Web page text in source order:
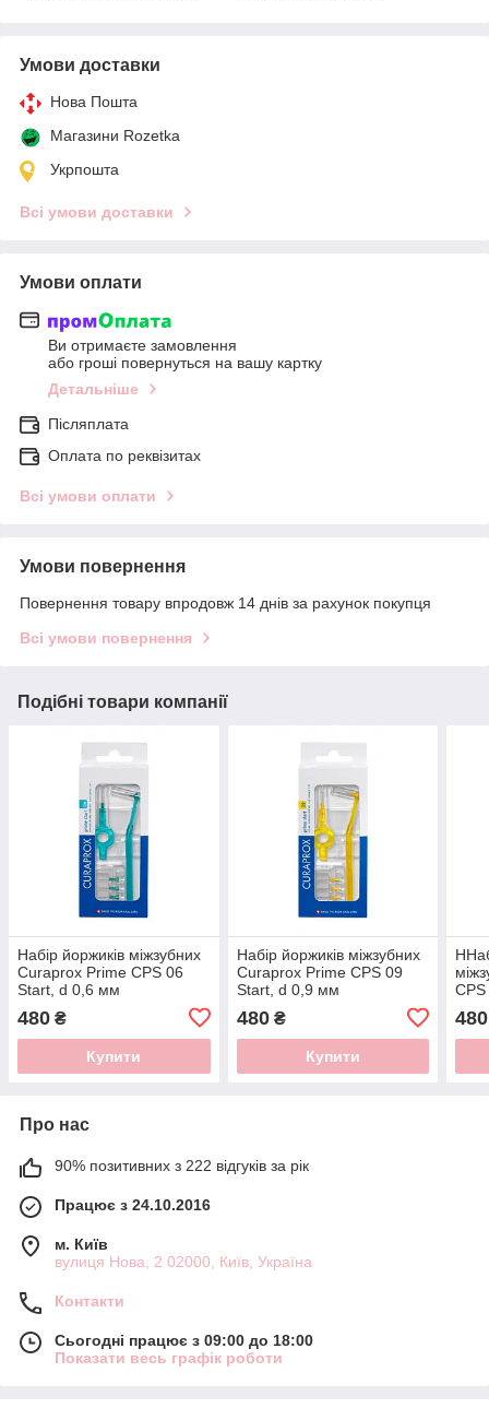
Умови доставки
Нова Пошта
Магазини Rozetka
Укрпошта
Всі умови доставки
Умови оплати
Ви отримаєте замовлення
або гроші повернуться на вашу картку
Детальніше
Післяплата
Оплата по реквізитах
Всі умови оплати
Умови повернення
Повернення товару впродовж 14 днів за рахунок покупця
Всі умови повернення
Подібні товари компанії
Набір йоржиків міжзубних
Curaprox Prime CPS 06
Start, d 0,6 мм
480 ₴
Купити
Набір йоржиків міжзубних
Curaprox Prime CPS 09
Start, d 0,9 мм
480₴
Купити
480
Про нас
90% позитивних з 222 відгуків за рік
Працює з 24.10.2016
м. Київ
вулиця Нова, 2 02000, Київ, Україна
Контакти
Сьогодні працює з 09:00 до 18:00
Показати весь графік роботи